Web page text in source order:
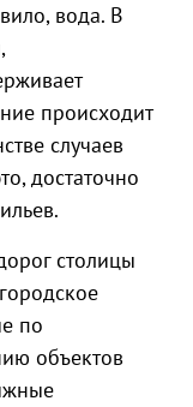
вода. В
происходит
случаев
достаточно
столицы
по
объектов